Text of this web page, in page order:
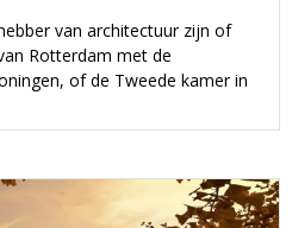
van architectuur zijn of
Rotterdam met de
of de Tweede kamer in